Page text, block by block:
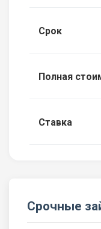
Срок
Полная
Ставка
Срочные